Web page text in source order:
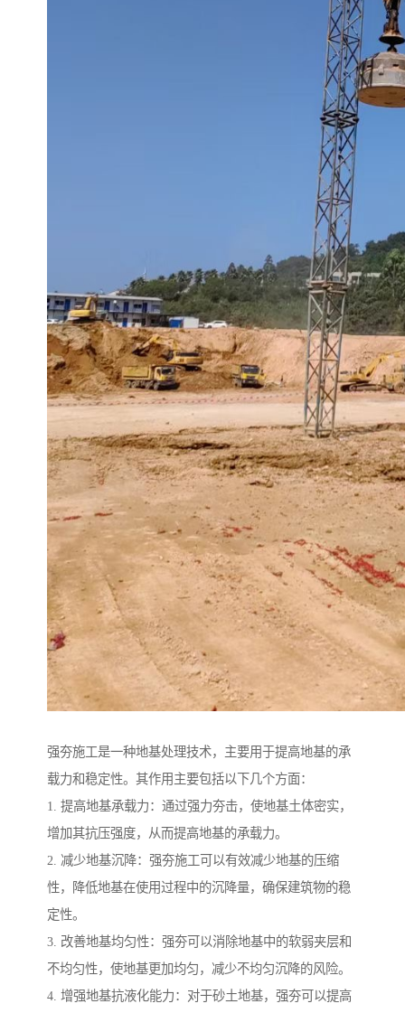
强夯施工是一种地基处理技术，主要用于提高地基的承
载力和稳定性。其作用主要包括以下几个方面：
1. 提高地基承载力：通过强力夯击，使地基土体密实，
增加其抗压强度，从而提高地基的承载力。
2. 减少地基沉降：强夯施工可以有效减少地基的压缩
性，降低地基在使用过程中的沉降量，确保建筑物的稳
定性。
3. 改善地基均匀性：强夯可以消除地基中的软弱夹层和
不均匀性，使地基更加均匀，减少不均匀沉降的风险。
4. 增强地基抗液化能力：对于砂土地基，强夯可以提高